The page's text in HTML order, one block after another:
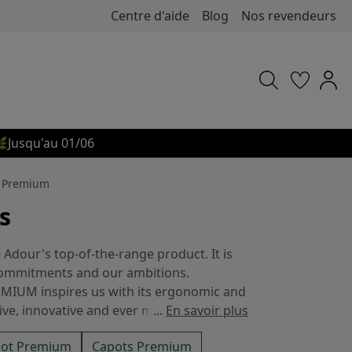
Centre d'aide Blog Nos revendeurs
Jusqu'au 01/06
Adour's top-of-the-range product. It is
and our ambitions.
inspires us with its ergonomic and
innovative and ever more ethical
design based on technological
... En savoir plus
Premium
Capots Premium